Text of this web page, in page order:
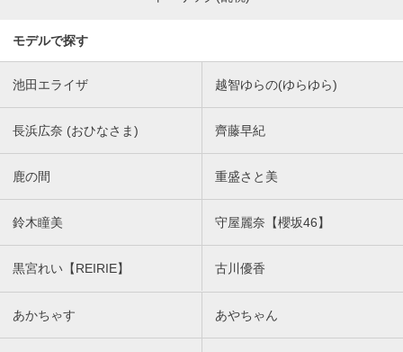
モデルで探す
池田エライザ 越智ゆらの(ゆらゆら)
長浜広奈 (おひなさま) 齊藤早紀
鹿の間 重盛さと美
鈴木瞳美 守屋麗奈【櫻坂46】
黒宮れい【REIRIE】 古川優香
あかちゃす あやちゃん